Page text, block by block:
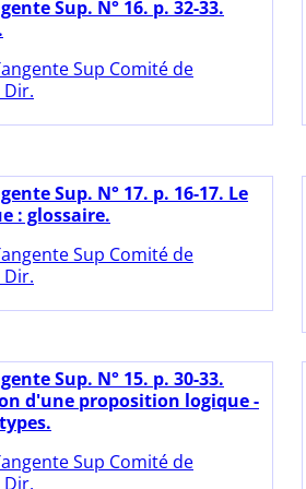
Sup. N° 16. p. 32-33.
Sup Comité de
Sup. N° 17. p. 16-17. Le
: glossaire.
Sup Comité de
Sup. N° 15. p. 30-33.
d'une proposition logique -
Sup Comité de